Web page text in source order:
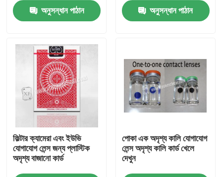
কারখানা পরিদর্শন
গুণমান নিয়ন্ত্রণ
আমাদের সাথে যোগাযোগ
একটি উদ্ধৃতি অনুরোধ করুন
অদৃশ্য বাজানো কার্ড
অনুসন্ধান পাঠান
অনুসন্ধান পাঠান
ফিল্টার ক্যামেরা এবং ইউভি
যোগাযোগ লেন্স জন্য প্লাস্টিক
অদৃশ্য বাজানো কার্ড
পোকা এক অদৃশ্য কালি যোগাযোগ
লেন্স অদৃশ্য কালি কার্ড খেলে
দেখুন